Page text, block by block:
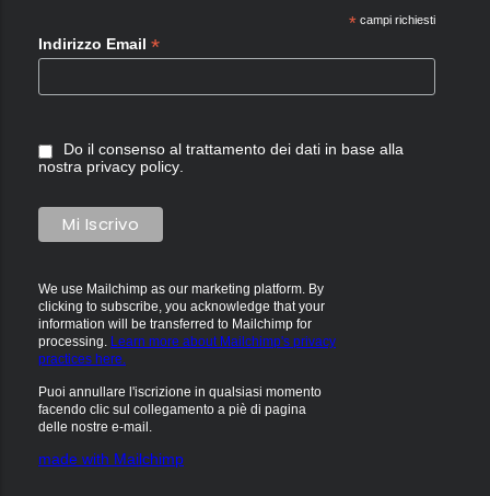
*campi richiesti
Indirizzo Email *
Do il consenso al trattamento dei dati in base alla
nostra privacy policy.
We use Mailchimp as our marketing platform. By
clicking to subscribe, you acknowledge that your
information will be transferred to Mailchimp for
processing. Learn more about Mailchimp's privacy
practices here.
Puoi annullare l'iscrizione in qualsiasi momento
facendo clic sul collegamento a piè di pagina
delle nostre e-mail.
made with Mailchimp